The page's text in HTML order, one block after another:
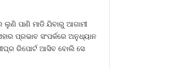
ପାଣି ମାଡି ଯିବାରୁ ଆଗାମୀ
ପ୍ରଭାବ ସଂପର୍କରେ ଅନୁଧ୍ୟାନ
ରିପୋର୍ଟ ଆସିବ ବୋଲି ସେ